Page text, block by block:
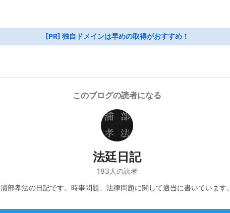
[PR] 独自ドメインは早めの取得がおすすめ！
このブログの読者になる
法廷日記
183人の読者
浦部孝法の日記です。時事問題、法律問題に関して適当に書いています